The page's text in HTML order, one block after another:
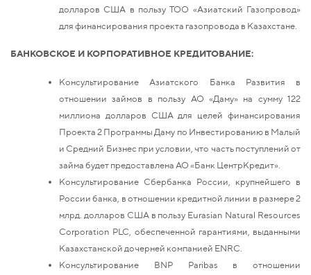
долларов США в пользу ТОО «Азиатский Газопровод»
для финансирования проекта газопровода в Казахстане.
БАНКОВСКОЕ И КОРПОРАТИВНОЕ КРЕДИТОВАНИЕ:
Консультирование Азиатского Банка Развития в
отношении займов в пользу АО «Даму» на сумму 122
миллиона долларов США для целей финансирования
Проекта 2 Программы Даму по Инвестированию в Малый
и Средний Бизнес при условии, что часть поступлений от
займа будет предоставлена АО «Банк ЦентрКредит».
Консультирование Сбербанка России, крупнейшего в
России банка, в отношении кредитной линии в размере 2
млрд. долларов США в пользу Eurasian Natural Resources
Corporation PLC, обеспеченной гарантиями, выданными
Казахстанской дочерней компанией ENRC.
Консультирование BNP Paribas в отношении